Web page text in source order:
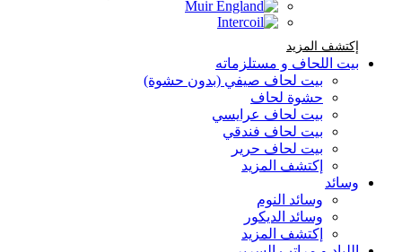
إكتشف المزيد
بيت اللحاف و مستلزماته
بيت لحاف صيفي (بدون حشوة)
حشوة لحاف
بيت لحاف عرايسي
بيت لحاف فندقي
بيت لحاف حرير
إكتشف المزيد
وسائد
وسائد النوم
وسائد الديكور
إكتشف المزيد